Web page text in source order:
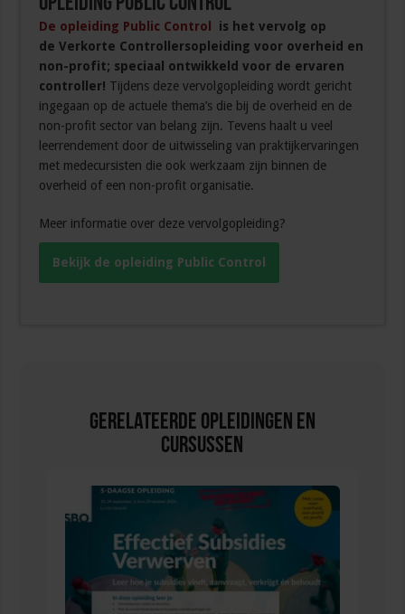
De opleiding Public Control
is het vervolg op
de Verkorte Controllersopleiding voor overheid en
non-profit; speciaal ontwikkeld voor de ervaren
controller! Tijdens deze vervolgopleiding wordt gericht
ingegaan op de actuele thema’s die bij de overheid en de
non-profit sector van belang zijn. Tevens haalt u veel
leerrendement door de uitwisseling van praktijkervaringen
met medecursisten die ook werkzaam zijn binnen de
overheid of een non-profit organisatie.
Meer informatie over deze vervolgopleiding?
Bekijk de opleiding Public Control
Gerelateerde Opleidingen en
Cursussen